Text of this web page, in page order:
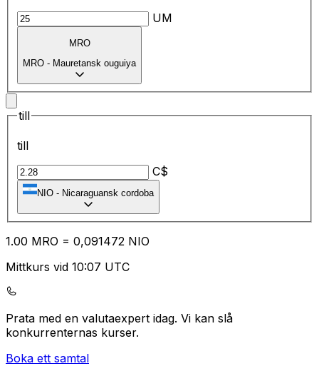
UM
MRO
MRO - Mauretansk ouguiya
till
till
C$
NIO - Nicaraguansk cordoba
1.00 MRO = 0,091472 NIO
Mittkurs vid 10:07 UTC
Prata med en valutaexpert idag. Vi kan slå
konkurrenternas kurser.
Boka ett samtal